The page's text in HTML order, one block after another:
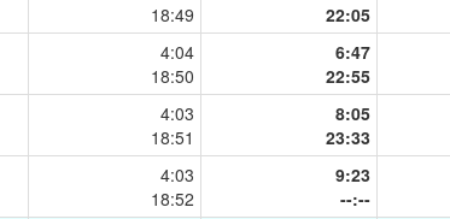
18:49
22:05
4:04
18:50
6:47
22:55
4:03
18:51
8:05
23:33
4:03
18:52
9:23
--:--